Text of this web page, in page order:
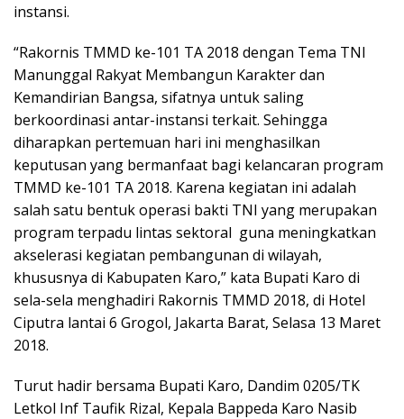
instansi.
“Rakornis TMMD ke-101 TA 2018 dengan Tema TNI
Manunggal Rakyat Membangun Karakter dan
Kemandirian Bangsa, sifatnya untuk saling
berkoordinasi antar-instansi terkait. Sehingga
diharapkan pertemuan hari ini menghasilkan
keputusan yang bermanfaat bagi kelancaran program
TMMD ke-101 TA 2018. Karena kegiatan ini adalah
salah satu bentuk operasi bakti TNI yang merupakan
program terpadu lintas sektoral guna meningkatkan
akselerasi kegiatan pembangunan di wilayah,
khususnya di Kabupaten Karo,” kata Bupati Karo di
sela-sela menghadiri Rakornis TMMD 2018, di Hotel
Ciputra lantai 6 Grogol, Jakarta Barat, Selasa 13 Maret
2018.
Turut hadir bersama Bupati Karo, Dandim 0205/TK
Letkol Inf Taufik Rizal, Kepala Bappeda Karo Nasib